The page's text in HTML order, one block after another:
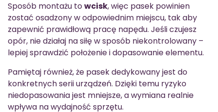
Sposób montażu towcisk, więc pasek powinien
zostać osadzony w odpowiednim miejscu, tak aby
zapewnić prawidłową pracę napędu. Jeśli czujesz
opór, nie działaj na siłę w sposób niekontrolowany –
lepiej sprawdzić położenie i dopasowanie elementu.
Pamiętaj również, że pasek dedykowany jest do
konkretnych serii urządzeń. Dzięki temu ryzyko
niedopasowania jest mniejsze, a wymiana realnie
wpływa na wydajność sprzętu.